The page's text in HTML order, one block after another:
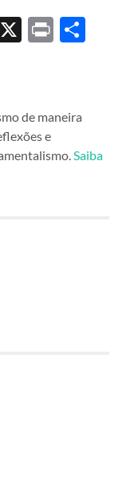
X Print
de maneira
e
Saiba